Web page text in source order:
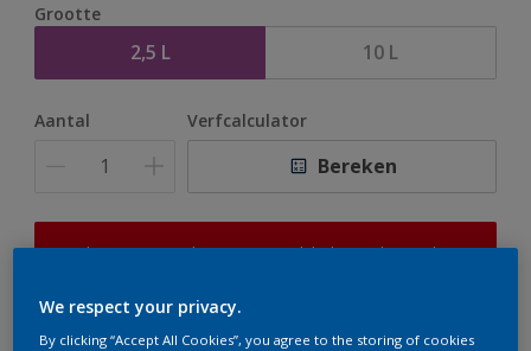
Grootte
2,5 L 10 L
Aantal Verfcalculator
Bereken
Op dit moment is het niet mogelijk dit product online
er hard aan om de voorraad aan te vullen.
We respect your privacy.
By clicking “Accept All Cookies”, you agree to the storing of cookies